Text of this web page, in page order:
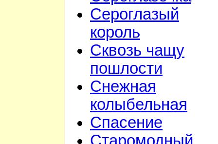
Сероглазый
король
Сквозь чащу
пошлости
Снежная
колыбельная
Спасение